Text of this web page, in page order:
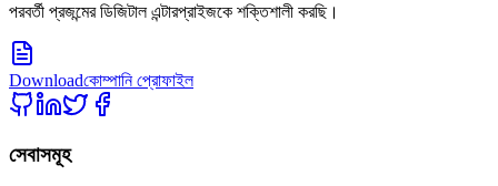
পরবর্তী প্রজন্মের ডিজিটাল এন্টারপ্রাইজকে শক্তিশালী করছি।
Downloadকোম্পানি প্রোফাইল
সেবাসমূহ